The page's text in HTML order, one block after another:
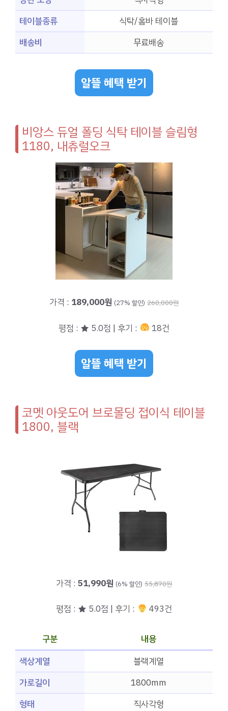
테이블종류
식탁/홈바 테이블
배송비
무료배송
알뜰 혜택 받기
비앙스 듀얼 폴딩 식탁 테이블 슬림형
1180, 내츄럴오크
가격 : 189,000원 (27% 할인) 260,000원
평점 : ★ 5.0점 | 후기 : 18건
알뜰 혜택 받기
코멧 아웃도어 브로몰딩 접이식 테이블
1800, 블랙
가격 : 51,990원 (6% 할인) 55,870원
평점 : ★ 5.0점 | 후기 : 493건
구분
내용
색상계열
블랙계열
가로길이
1800mm
형태
직사각형